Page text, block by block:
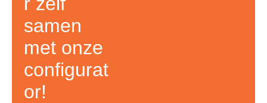
samen
met onze
configurat
or!